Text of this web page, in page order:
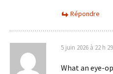
Répondre
5 juin 2026 à 22 h
What an eye-